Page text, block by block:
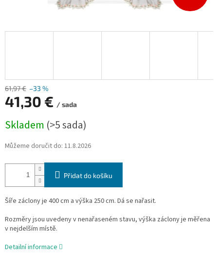
61,97 € –33 %
41,30 € / sada
cena:
Skladem (>5 sada)
Můžeme doručit do: 11.8.2026
Přidat do košíku
Šíře záclony je 400 cm a výška 250 cm. Dá se nařasit.
Rozměry jsou uvedeny v nenařaseném stavu, výška záclony je měřena
v nejdelším místě.
Detailní informace